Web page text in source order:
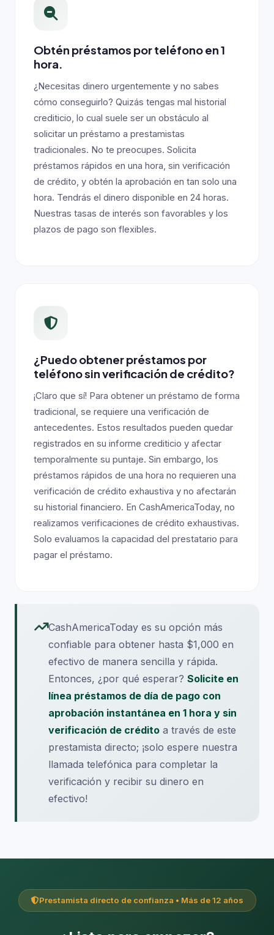
Obtén préstamos por teléfono en 1
hora.
¿Necesitas dinero urgentemente y no sabes
cómo conseguirlo? Quizás tengas mal historial
crediticio, lo cual suele ser un obstáculo al
solicitar un préstamo a prestamistas
tradicionales. No te preocupes. Solicita
préstamos rápidos en una hora, sin verificación
de crédito, y obtén la aprobación en tan solo una
hora. Tendrás el dinero disponible en 24 horas.
Nuestras tasas de interés son favorables y los
plazos de pago son flexibles.
¿Puedo obtener préstamos por
teléfono sin verificación de crédito?
¡Claro que sí! Para obtener un préstamo de forma
tradicional, se requiere una verificación de
antecedentes. Estos resultados pueden quedar
registrados en su informe crediticio y afectar
temporalmente su puntaje. Sin embargo, los
préstamos rápidos de una hora no requieren una
verificación de crédito exhaustiva y no afectarán
su historial financiero. En CashAmericaToday, no
realizamos verificaciones de crédito exhaustivas.
Solo evaluamos la capacidad del prestatario para
pagar el préstamo.
CashAmericaToday es su opción más
confiable para obtener hasta $1,000 en
efectivo de manera sencilla y rápida.
Entonces, ¿por qué esperar? Solicite en
línea préstamos de día de pago con
aprobación instantánea en 1 hora y sin
verificación de crédito a través de este
prestamista directo; ¡solo espere nuestra
llamada telefónica para completar la
verificación y recibir su dinero en
efectivo!
Prestamista directo de confianza • Más de 12 años